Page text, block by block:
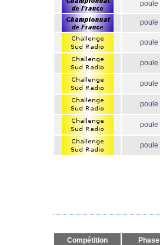
poule
poule
poule
poule
poule
poule
poule
poule
Compétition Phase